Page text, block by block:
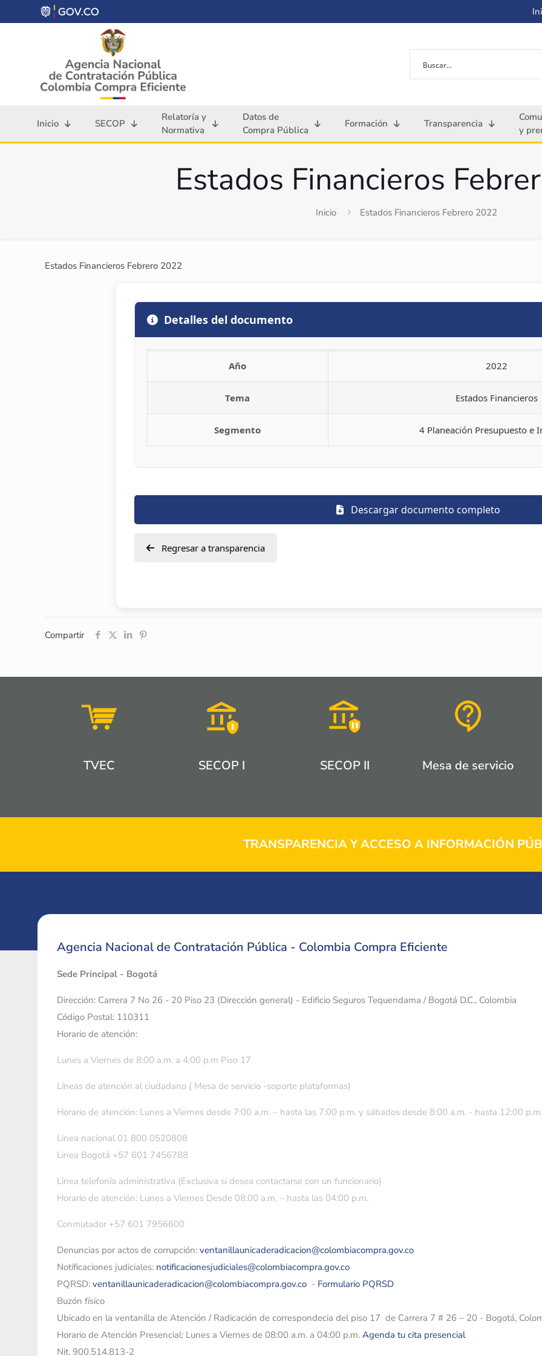
Inicio SECOP
Relatoría y
Normativa
Datos de
Compra Pública
Formación Transparencia
y
Estados Financieros
Inicio Estados Financieros Febrero 2022
Estados Financieros Febrero 2022
Detalles del documento
Año 2022
Tema Estados Financieros
Segmento 4 Planeación Presupuesto e
Descargar documento completo
Regresar a transparencia
Compartir
TVEC SECOP I SECOP II Mesa de servicio
TRANSPARENCIA Y ACCESO A INFORMACIÓN
Agencia Nacional de Contratación Pública - Colombia Compra Eficiente
Sede Principal - Bogotá
Dirección: Carrera 7 No 26 - 20 Piso 23 (Dirección general) - Edificio Seguros Tequendama / Bogotá D.C., Colombia
Código Postal: 110311
Horario de atención:
Lunes a Viernes de 8:00 a.m. a 4:00 p.m Piso 17
Líneas de atención al ciudadano ( Mesa de servicio -soporte plataformas)
Horario de atención: Lunes a Viernes desde 7:00 a.m. – hasta las 7:00 p.m. y sábados desde 8:00 a.m. - hasta 12:00 p.m.
Linea nacional 01 800 0520808
Linea Bogotá +57 601 7456788
Linea telefonía administrativa (Exclusiva si desea contactarse con un funcionario)
Horario de atención: Lunes a Viernes Desde 08:00 a.m. – hasta las 04:00 p.m.
Conmutador +57 601 7956600
Denuncias por actos de corrupción: ventanillaunicaderadicacion@colombiacompra.gov.co
Notificaciones judiciales: notificacionesjudiciales@colombiacompra.gov.co
PQRSD: ventanillaunicaderadicacion@colombiacompra.gov.co - Formulario PQRSD
Buzón físico
Ubicado en la ventanilla de Atención / Radicación de correspondecia del piso 17 de Carrera 7 # 26 – 20 - Bogotá,
Horario de Atención Presencial: Lunes a Viernes de 08:00 a.m. a 04:00 p.m. Agenda tu cita presencial
Nit. 900.514.813-2